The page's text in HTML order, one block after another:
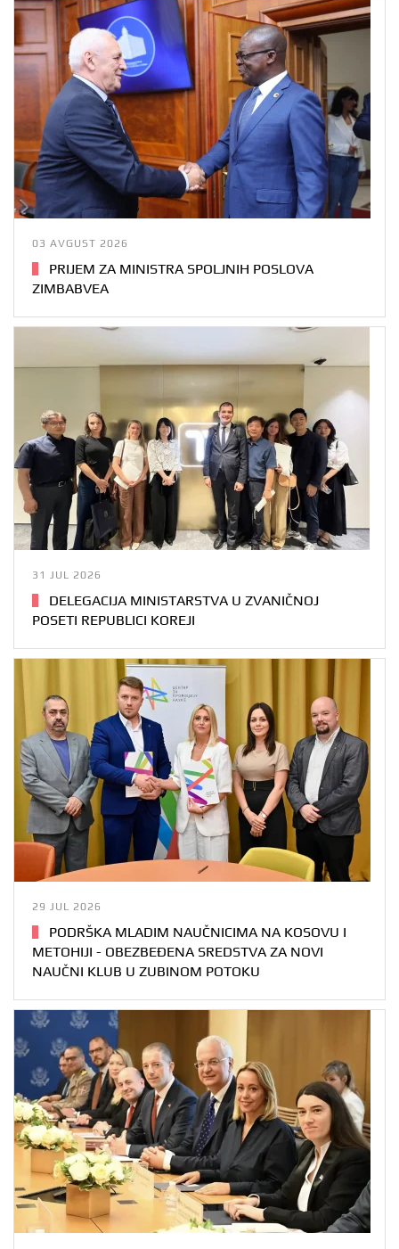
03 AVGUST 2026
PRIJEM ZA MINISTRA SPOLJNIH POSLOVA
ZIMBABVEA
31 JUL 2026
DELEGACIJA MINISTARSTVA U ZVANIČNOJ
POSETI REPUBLICI KOREJI
29 JUL 2026
PODRŠKA MLADIM NAUČNICIMA NA KOSOVU I
METOHIJI - OBEZBEĐENA SREDSTVA ZA NOVI
NAUČNI KLUB U ZUBINOM POTOKU